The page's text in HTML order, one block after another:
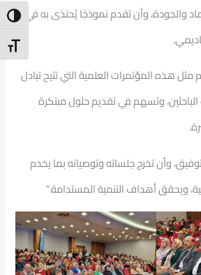
والجودة، وأن تقدم نموذجًا يُحتذى به في
هذه المؤتمرات العلمية التي تتيح تبادل
الباحثين، وتسهم في تقديم حلول مبتكرة
وأن تخرج جلساته وتوصياته بما يخدم
ويحقق أهداف التنمية المستدامة.”